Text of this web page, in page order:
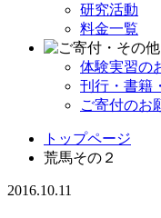
研究活動
料金一覧
体験実習の
刊行・書籍
ご寄付のお
トップページ
荒馬その２
2016.10.11